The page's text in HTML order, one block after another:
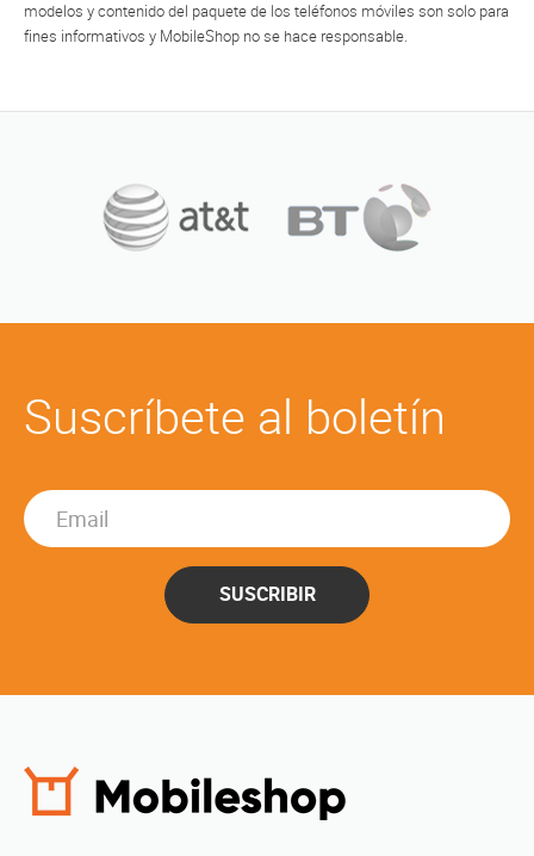
modelos y contenido del paquete de los teléfonos móviles son solo para
fines informativos y MobileShop no se hace responsable.
Suscríbete al boletín
SUSCRIBIR